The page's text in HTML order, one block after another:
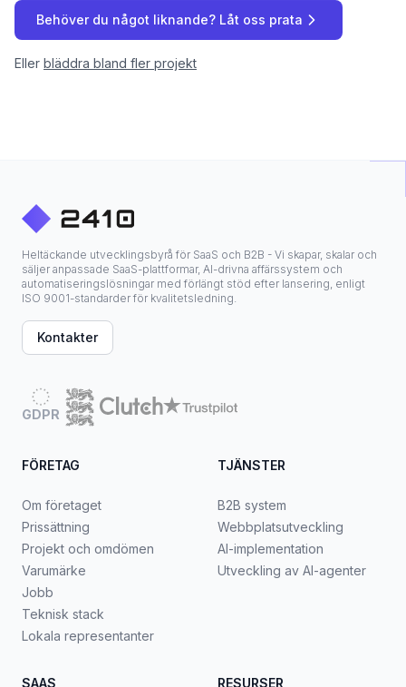
Behöver du något liknande? Låt oss prata
Eller bläddra bland fler projekt
Heltäckande utvecklingsbyrå för SaaS och B2B - Vi skapar, skalar och
säljer anpassade SaaS-plattformar, AI-drivna affärssystem och
automatiseringslösningar med förlängt stöd efter lansering, enligt
ISO 9001-standarder för kvalitetsledning.
Kontakter
GDPR
FÖRETAG
Om företaget
Prissättning
Projekt och omdömen
Varumärke
Jobb
Teknisk stack
Lokala representanter
TJÄNSTER
B2B system
Webbplatsutveckling
AI-implementation
Utveckling av AI-agenter
SAAS RESURSER